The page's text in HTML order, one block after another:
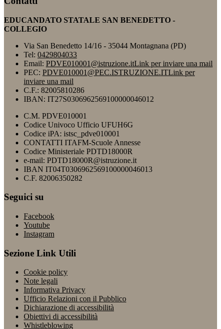
EDUCANDATO STATALE SAN BENEDETTO -
COLLEGIO
Via San Benedetto 14/16 - 35044 Montagnana (PD)
Tel: 0429804033
Email: PDVE010001@istruzione.itLink per inviare una mail
PEC: PDVE010001@PEC.ISTRUZIONE.ITLink per
inviare una mail
C.F.: 82005810286
IBAN: IT27S0306962569100000046012
C.M. PDVE010001
Codice Univoco Ufficio UFUH6G
Codice iPA: istsc_pdve010001
CONTATTI ITAFM-Scuole Annesse
Codice Ministeriale PDTD18000R
e-mail: PDTD18000R@istruzione.it
IBAN IT04T0306962569100000046013
C.F. 82006350282
Seguici su
Facebook
Youtube
Instagram
Sezione Link Utili
Cookie policy
Note legali
Informativa Privacy
Ufficio Relazioni con il Pubblico
Dichiarazione di accessibilità
Obiettivi di accessibilità
Whistleblowing